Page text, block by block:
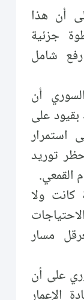
أن هذا
جزئية
شامل
أن
على
إلى استمرار
توريد
القمعي.
كانت ولا
مسار
على أن